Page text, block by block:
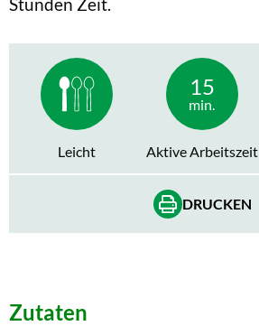
Leicht
15
min.
Aktive Arbeitszeit
DRUCKEN
Zutaten